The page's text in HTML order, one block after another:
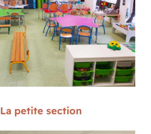
La petite section